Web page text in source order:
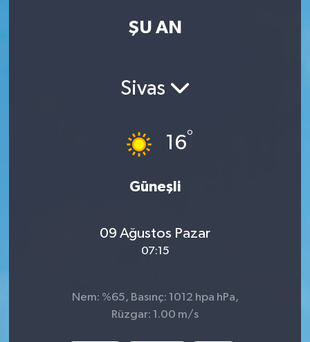
ŞU AN
Sivas
16°
Güneşli
09 Ağustos Pazar
07:15
Nem: %65, Basınç: 1012 hpa hPa,
Rüzgar: 1.00 m/s